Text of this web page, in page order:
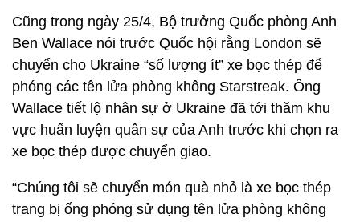
Cũng trong ngày 25/4, Bộ trưởng Quốc phòng Anh
Ben Wallace nói trước Quốc hội rằng London sẽ
chuyển cho Ukraine “số lượng ít” xe bọc thép để
phóng các tên lửa phòng không Starstreak. Ông
Wallace tiết lộ nhân sự ở Ukraine đã tới thăm khu
vực huấn luyện quân sự của Anh trước khi chọn ra
xe bọc thép được chuyển giao.
“Chúng tôi sẽ chuyển món quà nhỏ là xe bọc thép
trang bị ống phóng sử dụng tên lửa phòng không